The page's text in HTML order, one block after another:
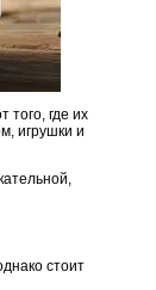
того, где их
игрушки и
стоит